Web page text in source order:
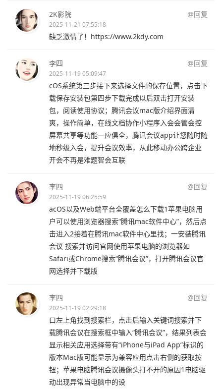
2K影院 @回复
2025-11-21 07:55:18
缺乏激情了！https://www.2kdy.com
李四 @回复
2025-11-19 05:09:47
cOS系统第三步接下来选择文件的保存位置，点击下
载保存安装包第四步下载完成以后双击打开安装
包，阅读使用协议；腾讯会议mac版介绍界面清
爽，操作简单，在线文档协作小程序入会会管会控
屏幕共享等功能一应俱全，腾讯会议app让您随时随
地秒级入会，提升会议效率，从此移动办公跨企业
开会不再是难题智会互联
李四 @回复
2025-11-19 06:25:59
acOS以及Web端平台全覆盖怎么下载1苹果电脑用
户可以使用浏览器搜索“腾讯mac软件中心”，然后点
击进入2接着在腾讯mac软件中心里找；一安装腾讯
会议 搜索并访问官网使用苹果电脑的浏览器如
Safari或Chrome搜索“腾讯会议”，打开腾讯会议官
网选择并下载版
李四 @回复
2025-11-19 02:29:18
口左上角找到搜索栏，点击后输入关键词搜索并下
载腾讯会议在搜索框中输入“腾讯会议”，结果列表会
显示相关应用选择带有“iPhone与iPad App”标识的
版本Mac版可能显示为兼容应用点击右侧的获取按
钮；苹果电脑腾讯会议摄像头打不开的原因1电脑驱
动出现异常当电脑中的设